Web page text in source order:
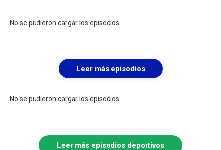
No se pudieron cargar los episodios.
Leer más episodios
No se pudieron cargar los episodios.
Leer más episodios deportivos